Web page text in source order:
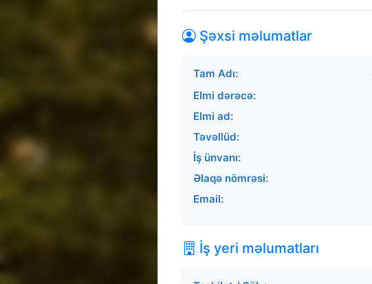
Şəxsi məlumatlar
Tam Adı:
Elmi dərəcə:
Elmi ad:
Təvəllüd:
İş ünvanı:
Əlaqə nömrəsi:
Email:
İş yeri məlumatları